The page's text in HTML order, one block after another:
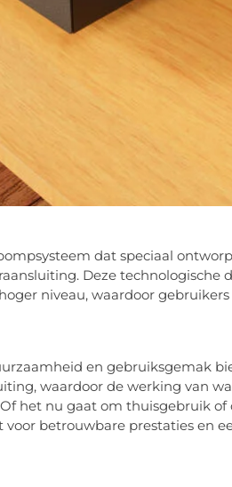
dat speciaal
Deze technologische
niveau, waardoor
en gebruiksgemak
waardoor de werking van
het nu gaat om thuisgebruik
voor betrouwbare prestaties en